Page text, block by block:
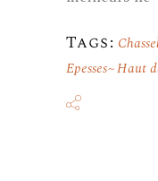
Tags:
Epesses Haut